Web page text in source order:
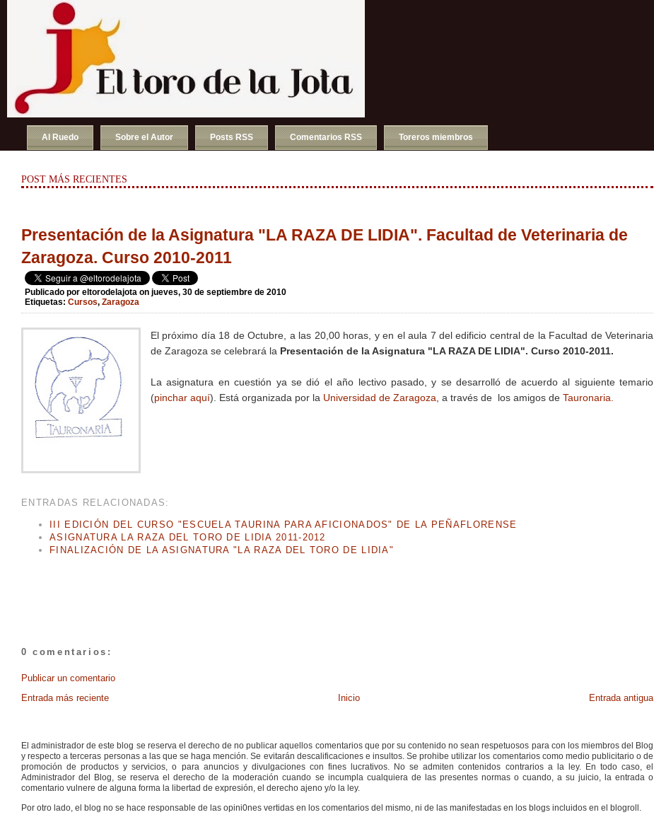
Al Ruedo Sobre el Autor Posts RSS Comentarios RSS Toreros miembros
POST MÁS RECIENTES
Presentación de la Asignatura "LA RAZA DE LIDIA". Facultad de Veterinaria de
Zaragoza. Curso 2010-2011
Publicado por eltorodelajota on jueves, 30 de septiembre de 2010
Etiquetas: Cursos, Zaragoza
El próximo día 18 de Octubre, a las 20,00 horas, y en el aula 7 del edificio central de la Facultad de Veterinaria
de Zaragoza se celebrará la Presentación de la Asignatura "LA RAZA DE LIDIA". Curso 2010-2011.
La asignatura en cuestión ya se dió el año lectivo pasado, y se desarrolló de acuerdo al siguiente temario
(pinchar aquí). Está organizada por la Universidad de Zaragoza , a través de los amigos de Tauronaria.
ENTRADAS RELACIONADAS:
III EDICIÓN DEL CURSO "ESCUELA TAURINA PARA AFICIONADOS" DE LA PEÑAFLORENSE
ASIGNATURA LA RAZA DEL TORO DE LIDIA 2011-2012
FINALIZACIÓN DE LA ASIGNATURA "LA RAZA DEL TORO DE LIDIA"
0 comentarios:
Publicar un comentario
Entrada más reciente
Entrada antigua
Inicio
El administrador de este blog se reserva el derecho de no publicar aquellos comentarios que por su contenido no sean respetuosos para con los miembros del Blog
y respecto a terceras personas a las que se haga mención. Se evitarán descalificaciones e insultos. Se prohibe utilizar los comentarios como medio publicitario o de
promoción de productos y servicios, o para anuncios y divulgaciones con fines lucrativos. No se admiten contenidos contrarios a la ley. En todo caso, el
Administrador del Blog, se reserva el derecho de la moderación cuando se incumpla cualquiera de las presentes normas o cuando, a su juicio, la entrada o
comentario vulnere de alguna forma la libertad de expresión, el derecho ajeno y/o la ley.
Por otro lado, el blog no se hace responsable de las opini0nes vertidas en los comentarios del mismo, ni de las manifestadas en los blogs incluidos en el blogroll.